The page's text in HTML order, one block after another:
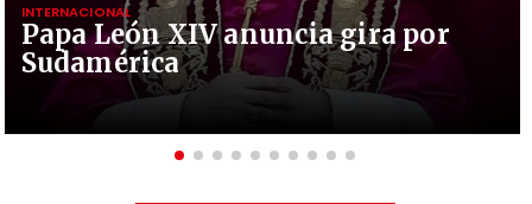
Papa León XIV anuncia gira por
Sudamérica
INTERNACIONAL